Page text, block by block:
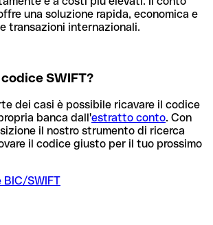
una soluzione rapida, economica e
transazioni internazionali.
SWIFT?
dei casi è possibile ricavare il codice
banca dall'estratto conto. Con
il nostro strumento di ricerca
il codice giusto per il tuo prossimo
BIC/SWIFT